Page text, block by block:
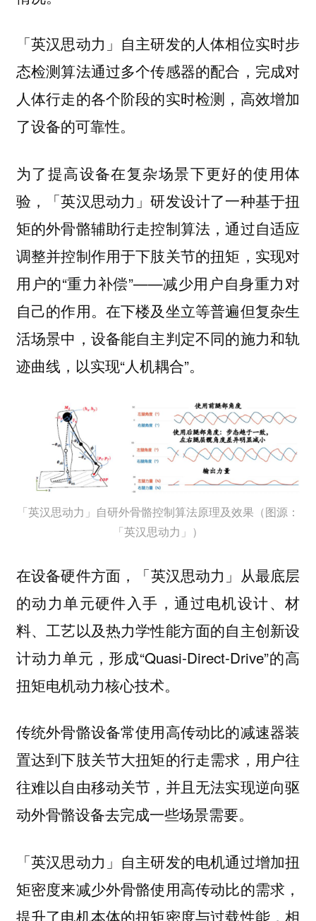
「英汉思动力」自主研发的人体相位实时步
态检测算法通过多个传感器的配合，完成对
人体行走的各个阶段的实时检测，高效增加
了设备的可靠性。
为了提高设备在复杂场景下更好的使用体
验，「英汉思动力」研发设计了一种基于扭
矩的外骨骼辅助行走控制算法，通过自适应
调整并控制作用于下肢关节的扭矩，实现对
用户的“重力补偿”——减少用户自身重力对
自己的作用。在下楼及坐立等普遍但复杂生
活场景中，设备能自主判定不同的施力和轨
迹曲线，以实现“人机耦合”。
「英汉思动力」自研外骨骼控制算法原理及效果（图源：
「英汉思动力」）
在设备硬件方面，
「英汉思动力」从最底层
的动力单元硬件入手，通过电机设计、材
料、工艺以及热力学性能方面的自主创新设
计动力单元，形成“Quasi-Direct-Drive”的高
扭矩电机动力核心技术。
传统外骨骼设备常使用高传动比的减速器装
置达到下肢关节大扭矩的行走需求，用户往
往难以自由移动关节，并且无法实现逆向驱
动外骨骼设备去完成一些场景需要。
「英汉思动力」自主研发的电机通过增加扭
矩密度来减少外骨骼使用高传动比的需求，
提升了电机本体的扭矩密度与过载性能，相